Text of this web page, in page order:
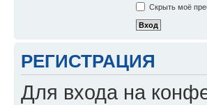
Скрыть моё
РЕГИСТРАЦИЯ
Для входа на